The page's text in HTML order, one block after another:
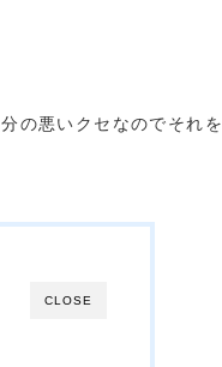
の悪いクセなのでそれを
CLOSE